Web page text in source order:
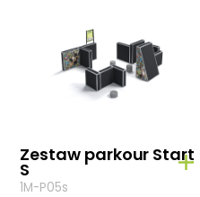
Zestaw parkour Start
S
1M-P05s